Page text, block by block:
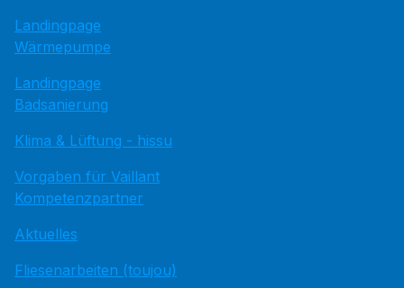
Landingpage
Wärmepumpe
Landingpage
Badsanierung
Klima & Lüftung - hissu
Vorgaben für Vaillant
Kompetenzpartner
Aktuelles
Fliesenarbeiten (toujou)